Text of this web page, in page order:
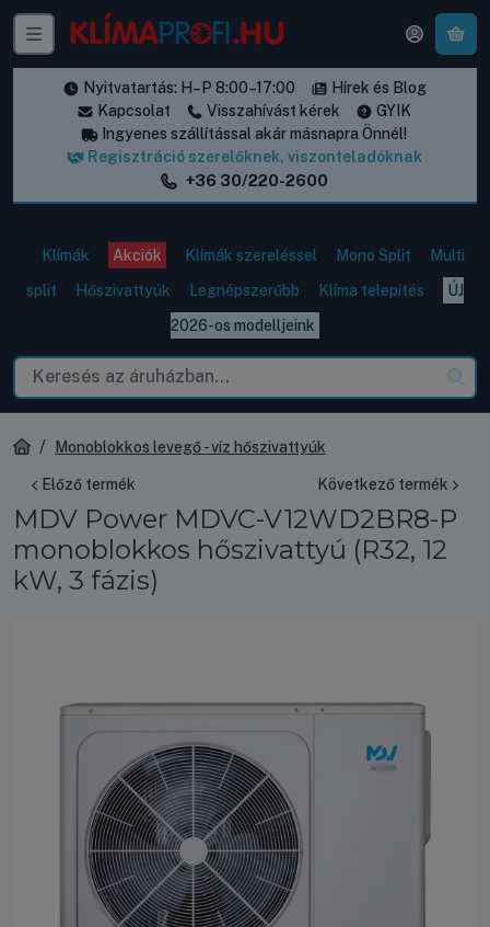
Nyitvatartás: H–P 8:00–17:00
Hírek és Blog
Kapcsolat
Visszahívást kérek
GYIK
Ingyenes szállítással akár másnapra Önnél!
Regisztráció szerelőknek, viszonteladóknak
+36 30/220-2600
Klímák Akciók Klímák szereléssel Mono Split
Multi
split
Hőszivattyúk Legnépszerűbb Klíma telepítés
ÚJ
2026-os modelljeink
Monoblokkos levegő - víz hőszivattyúk
Előző termék Következő termék
MDV Power MDVC-V12WD2BR8-P
monoblokkos hőszivattyú (R32, 12
kW, 3 fázis)